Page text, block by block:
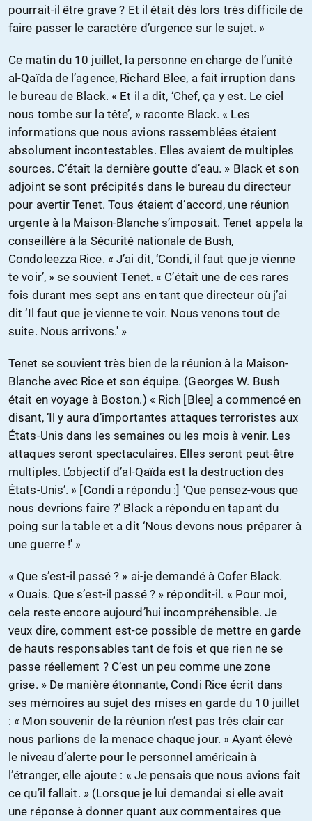
pourrait-il être grave ? Et il était dès lors très difficile de
faire passer le caractère d’urgence sur le sujet. »
Ce matin du 10 juillet, la personne en charge de l’unité
al-Qaïda de l’agence, Richard Blee, a fait irruption dans
le bureau de Black. « Et il a dit, ‘Chef, ça y est. Le ciel
nous tombe sur la tête’, » raconte Black. « Les
informations que nous avions rassemblées étaient
absolument incontestables. Elles avaient de multiples
sources. C’était la dernière goutte d’eau. » Black et son
adjoint se sont précipités dans le bureau du directeur
pour avertir Tenet. Tous étaient d’accord, une réunion
urgente à la Maison-Blanche s’imposait. Tenet appela la
conseillère à la Sécurité nationale de Bush,
Condoleezza Rice. « J’ai dit, ‘Condi, il faut que je vienne
te voir’, » se souvient Tenet. « C’était une de ces rares
fois durant mes sept ans en tant que directeur où j’ai
dit ‘Il faut que je vienne te voir. Nous venons tout de
suite. Nous arrivons.' »
Tenet se souvient très bien de la réunion à la Maison-
Blanche avec Rice et son équipe. (Georges W. Bush
était en voyage à Boston.) « Rich [Blee] a commencé en
disant, ‘Il y aura d’importantes attaques terroristes aux
États-Unis dans les semaines ou les mois à venir. Les
attaques seront spectaculaires. Elles seront peut-être
multiples. L’objectif d’al-Qaïda est la destruction des
États-Unis’. » [Condi a répondu :] ‘Que pensez-vous que
nous devrions faire ?’ Black a répondu en tapant du
poing sur la table et a dit ‘Nous devons nous préparer à
une guerre !' »
« Que s’est-il passé ? » ai-je demandé à Cofer Black.
« Ouais. Que s’est-il passé ? » répondit-il. « Pour moi,
cela reste encore aujourd’hui incompréhensible. Je
veux dire, comment est-ce possible de mettre en garde
de hauts responsables tant de fois et que rien ne se
passe réellement ? C’est un peu comme une zone
grise. » De manière étonnante, Condi Rice écrit dans
ses mémoires au sujet des mises en garde du 10 juillet
: « Mon souvenir de la réunion n’est pas très clair car
nous parlions de la menace chaque jour. » Ayant élevé
le niveau d’alerte pour le personnel américain à
l’étranger, elle ajoute : « Je pensais que nous avions fait
ce qu’il fallait. » (Lorsque je lui demandai si elle avait
une réponse à donner quant aux commentaires que